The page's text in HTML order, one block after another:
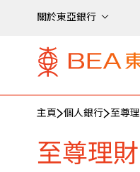
關於東亞銀行
主頁 個人銀行 至尊
至尊理財